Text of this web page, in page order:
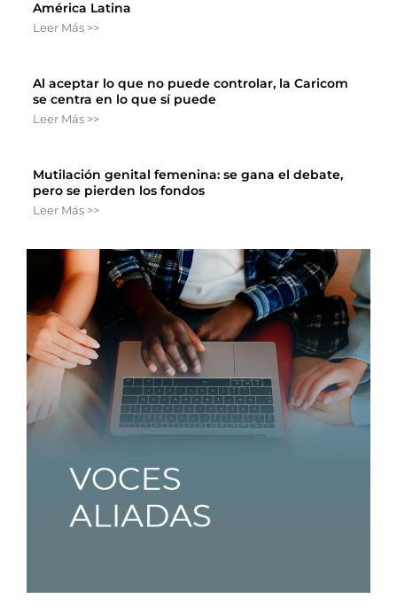
América Latina
Leer Más >>
Al aceptar lo que no puede controlar, la Caricom
se centra en lo que sí puede
Leer Más >>
Mutilación genital femenina: se gana el debate,
pero se pierden los fondos
Leer Más >>